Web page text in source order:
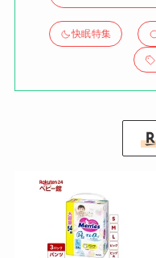
快眠特集